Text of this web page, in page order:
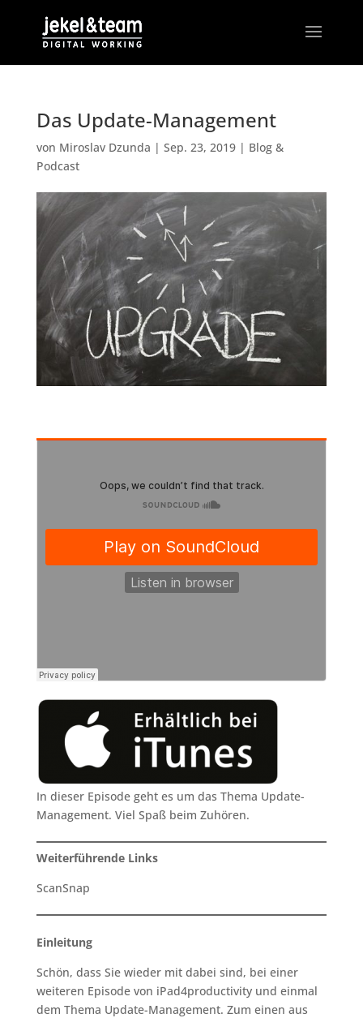
Das Update-Management
von Miroslav Dzunda | Sep. 23, 2019| Blog &
Podcast
In dieser Episode geht es um das Thema Update-
Management. Viel Spaß beim Zuhören.
Weiterführende Links
ScanSnap
Einleitung
Schön, dass Sie wieder mit dabei sind, bei einer
weiteren Episode von iPad4productivity und einmal
dem Thema Update-Management. Zum einen aus